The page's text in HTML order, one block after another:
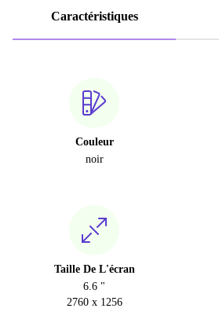
Caractéristiques
Couleur
noir
Taille De L'écran
6.6 "
2760 x 1256